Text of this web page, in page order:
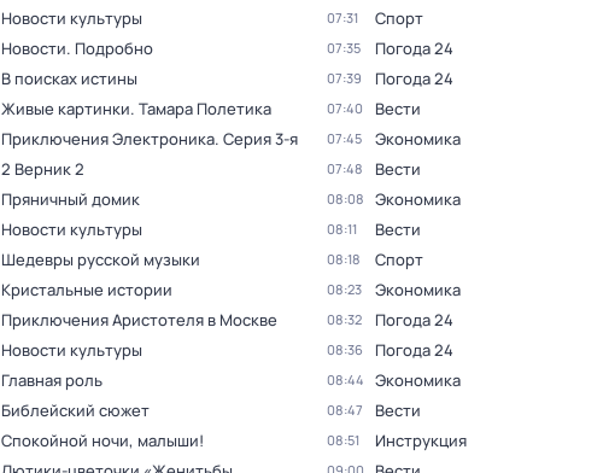
Новости культуры
Новости. Подробно
В поисках истины
Живые картинки. Тамара Полетика
Приключения Электроника. Серия 3-я
2 Верник 2
Пряничный домик
Новости культуры
Шедевры русской музыки
Кристальные истории
Приключения Аристотеля в Москве
Новости культуры
Главная роль
Библейский сюжет
Спокойной ночи, малыши!
07:31 Спорт
07:35 Погода 24
07:39 Погода 24
07:40 Вести
07:45 Экономика
07:48 Вести
08:08 Экономика
08:11 Вести
08:18 Спорт
08:23 Экономика
08:32 Погода 24
08:36 Погода 24
08:44 Экономика
08:47 Вести
08:51 Инструкция